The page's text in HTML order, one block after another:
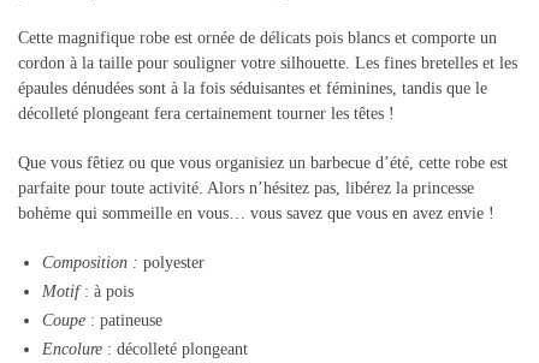
Cette magnifique robe est ornée de délicats pois blancs et comporte un
cordon à la taille pour souligner votre silhouette. Les fines bretelles et les
épaules dénudées sont à la fois séduisantes et féminines, tandis que le
décolleté plongeant fera certainement tourner les têtes !
Que vous fêtiez ou que vous organisiez un barbecue d’été, cette robe est
parfaite pour toute activité. Alors n’hésitez pas, libérez la princesse
bohème qui sommeille en vous… vous savez que vous en avez envie !
Composition : polyester
Motif: à pois
Coupe : patineuse
Encolure : décolleté plongeant